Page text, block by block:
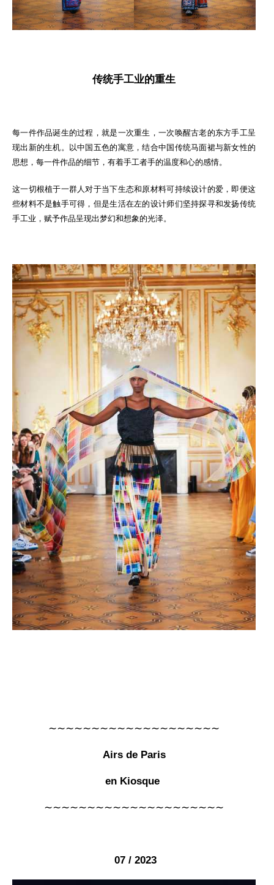
传统手工业的重生
每一件作品诞生的过程，就是一次重生，一次唤醒古老的东方手工呈
现出新的生机。以中国五色的寓意，结合中国传统马面裙与新女性的
思想，每一件作品的细节，有着手工者手的温度和心的感情。
这一切根植于一群人对于当下生态和原材料可持续设计的爱，即便这
些材料不是触手可得，但是生活在左的设计师们坚持探寻和发扬传统
手工业，赋予作品呈现出梦幻和想象的光泽。
∼∼∼∼∼∼∼∼∼∼∼∼∼∼∼∼∼∼∼∼
Airs de Paris
en Kiosque
∼∼∼∼∼∼∼∼∼∼∼∼∼∼∼∼∼∼∼∼∼
07 / 2023